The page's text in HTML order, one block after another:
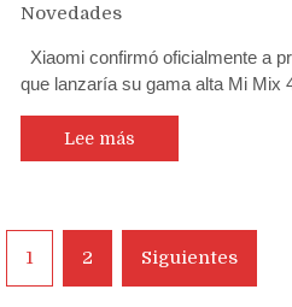
Novedades
Xiaomi confirmó oficialmente a
que lanzaría su gama alta Mi Mix
Lee más
Navegación
de
1 2 Siguientes